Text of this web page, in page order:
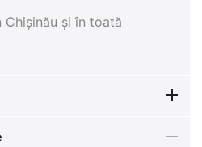
și în toată